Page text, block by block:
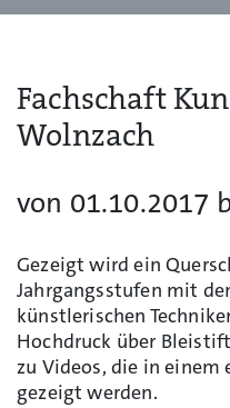
Fachschaft
Wolnzach
von 01.10.2017
Gezeigt wird ein
Jahrgangsstufen mit
künstlerischen
Hochdruck über
zu Videos, die in einem
gezeigt werden.